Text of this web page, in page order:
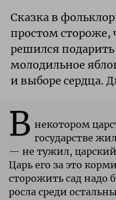
Сказка в
простом стороже,
решился
молодильное
и выборе сердца.
В некотором
государстве
— не тужил,
Царь его за это
сторожить сад надо
росла среди